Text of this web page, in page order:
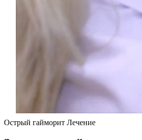
Острый гайморит Лечение